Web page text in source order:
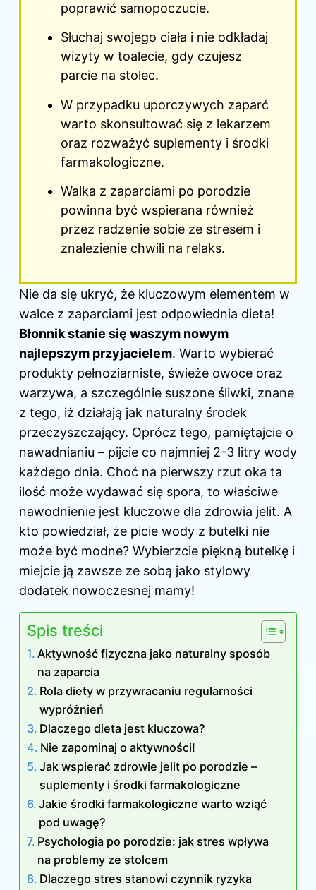
poprawić samopoczucie.
Słuchaj swojego ciała i nie odkładaj
wizyty w toalecie, gdy czujesz
parcie na stolec.
W przypadku uporczywych zaparć
warto skonsultować się z lekarzem
oraz rozważyć suplementy i środki
farmakologiczne.
Walka z zaparciami po porodzie
powinna być wspierana również
przez radzenie sobie ze stresem i
znalezienie chwili na relaks.
Nie da się ukryć, że kluczowym elementem w
walce z zaparciami jest odpowiednia dieta!
Błonnik stanie się waszym nowym
najlepszym przyjacielem. Warto wybierać
produkty pełnoziarniste, świeże owoce oraz
warzywa, a szczególnie suszone śliwki, znane
z tego, iż działają jak naturalny środek
przeczyszczający. Oprócz tego, pamiętajcie o
nawadnianiu – pijcie co najmniej 2-3 litry wody
każdego dnia. Choć na pierwszy rzut oka ta
ilość może wydawać się spora, to właściwe
nawodnienie jest kluczowe dla zdrowia jelit. A
kto powiedział, że picie wody z butelki nie
może być modne? Wybierzcie piękną butelkę i
miejcie ją zawsze ze sobą jako stylowy
dodatek nowoczesnej mamy!
Spis treści
Aktywność fizyczna jako naturalny sposób
na zaparcia
Rola diety w przywracaniu regularności
wypróżnień
Dlaczego dieta jest kluczowa?
Nie zapominaj o aktywności!
Jak wspierać zdrowie jelit po porodzie –
suplementy i środki farmakologiczne
Jakie środki farmakologiczne warto wziąć
pod uwagę?
Psychologia po porodzie: jak stres wpływa
na problemy ze stolcem
Dlaczego stres stanowi czynnik ryzyka